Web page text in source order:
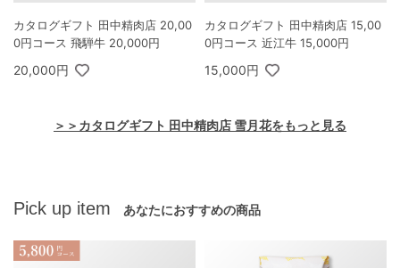
カタログギフト 田中精肉店 20,00
0円コース 飛騨牛 20,000円
20,000円
カタログギフト 田中精肉店 15,00
0円コース 近江牛 15,000円
15,000円
＞＞カタログギフト 田中精肉店 雪月花をもっと見る
Pick up item あなたにおすすめの商品